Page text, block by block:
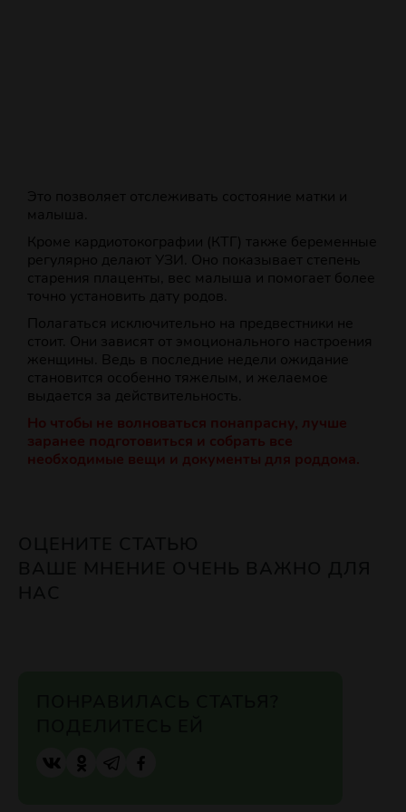
Это позволяет отслеживать состояние матки и
малыша.
Кроме кардиотокографии (КТГ) также беременные
регулярно делают УЗИ. Оно показывает степень
старения плаценты, вес малыша и помогает более
точно установить дату родов.
Полагаться исключительно на предвестники не
стоит. Они зависят от эмоционального настроения
женщины. Ведь в последние недели ожидание
становится особенно тяжелым, и желаемое
выдается за действительность.
Но чтобы не волноваться понапрасну, лучше
заранее подготовиться и собрать все
необходимые вещи и документы для роддома.